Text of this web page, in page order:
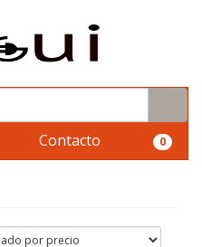
Contacto 0